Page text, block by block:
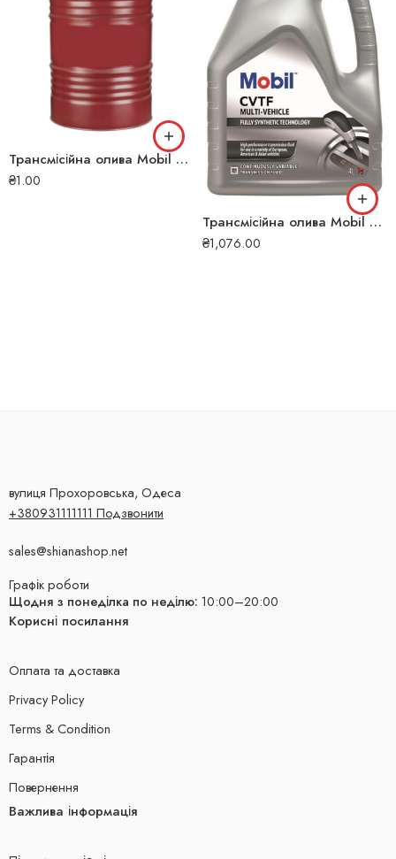
Трансмісійна олива Mobil ATF 200 208л 121132#
₴1.00
Трансмісійна олива Mobil CVTF Multi-Vehicle 4л 6660
₴1,076.00
вулиця Прохоровська, Одеса
+380931111111 Подзвонити
sales@shianashop.net
Графік роботи
Щодня з понеділка по неділю: 10:00–20:00
Корисні посилання
Оплата та доставка
Privacy Policy
Terms & Condition
Гарантія
Повернення
Важлива інформація